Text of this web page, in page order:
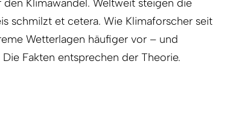
Klimawandel. Weltweit steigen die
schmilzt et cetera. Wie Klimaforscher seit
Wetterlagen häufiger vor – und
Fakten entsprechen der Theorie.